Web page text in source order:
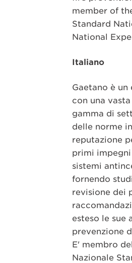
member of
Standard
National
Italiano
Gaetano è
con una
gamma di
delle norme
reputazione
primi
sistemi
fornendo
revisione dei
esteso le sue
prevenzione
E' membro
Nazionale